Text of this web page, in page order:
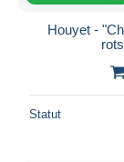
Houyet -
Statut